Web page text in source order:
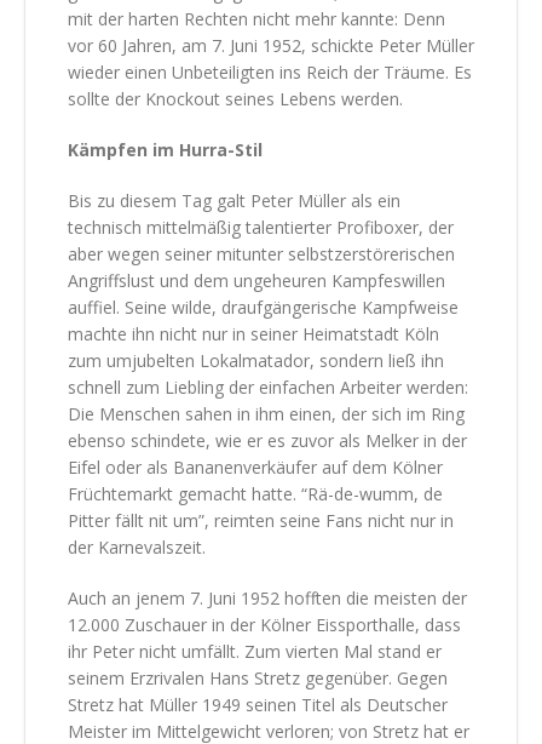
mit der harten Rechten nicht mehr kannte: Denn
vor 60 Jahren, am 7. Juni 1952, schickte Peter Müller
wieder einen Unbeteiligten ins Reich der Träume. Es
sollte der Knockout seines Lebens werden.
Kämpfen im Hurra-Stil
Bis zu diesem Tag galt Peter Müller als ein
technisch mittelmäßig talentierter Profiboxer, der
aber wegen seiner mitunter selbstzerstörerischen
Angriffslust und dem ungeheuren Kampfeswillen
auffiel. Seine wilde, draufgängerische Kampfweise
machte ihn nicht nur in seiner Heimatstadt Köln
zum umjubelten Lokalmatador, sondern ließ ihn
schnell zum Liebling der einfachen Arbeiter werden:
Die Menschen sahen in ihm einen, der sich im Ring
ebenso schindete, wie er es zuvor als Melker in der
Eifel oder als Bananenverkäufer auf dem Kölner
Früchtemarkt gemacht hatte. “Rä-de-wumm, de
Pitter fällt nit um”, reimten seine Fans nicht nur in
der Karnevalszeit.
Auch an jenem 7. Juni 1952 hofften die meisten der
12.000 Zuschauer in der Kölner Eissporthalle, dass
ihr Peter nicht umfällt. Zum vierten Mal stand er
seinem Erzrivalen Hans Stretz gegenüber. Gegen
Stretz hat Müller 1949 seinen Titel als Deutscher
Meister im Mittelgewicht verloren; von Stretz hat er